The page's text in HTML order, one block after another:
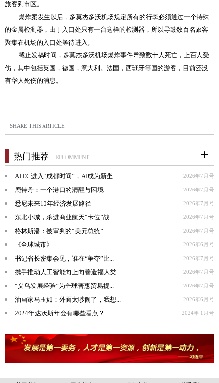
旅客到市区。
爆炸案发生以后，多莫杰多沃机场规定所有的行李必须通过一个特殊
的金属检测器，由于入口处只有一台这样的检测器，所以导致数百名旅客
聚集在机场的入口处等待进入。
截止发稿时间，多莫杰多沃机场爆炸事件导致数十人死亡，上百人受
伤，其中包括英国，德国，意大利。法国，西班牙等国的游客，目前还没
有华人死伤的消息。
SHARE THIS ARTICLE
热门推荐 RECOMMENT
APEC进入“成都时间”，AI成为新坐... 2026年7月号
鹿特丹：一个港口的清醒与困境 2026年7月号
悉尼未来10年经济发展路径 2026年7月号
东北小城，杀进商业航天“卡位”战 2026年7月号
格林斯潘：被审判的“美元总统” 2026年7月号
《全球城市》 2026年6月号
书记省长密集会见，谁在“争夺”比... 2026年7月号
携手推动人工智能向上向善造福人类 2026年7月号
“义乌发展经验”为全球普惠贸易提... 2026年7月号
油画家马玉如：外面太吵闹了，我想... 2026年6月号
2024年达沃斯年会有哪些看点？ 2024年 1月号